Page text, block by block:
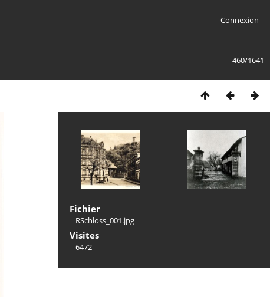
Connexion
460/1641
Fichier
RSchloss_001.jpg
Visites
6472